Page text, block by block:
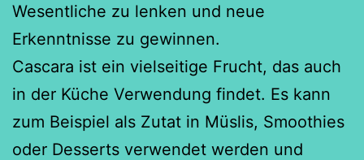
Wesentliche zu lenken und neue
Erkenntnisse zu gewinnen.
Cascara ist ein vielseitige Frucht, das auch
in der Küche Verwendung findet. Es kann
zum Beispiel als Zutat in Müslis, Smoothies
oder Desserts verwendet werden und